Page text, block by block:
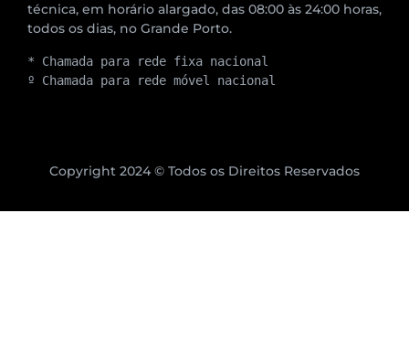
técnica, em horário alargado, das 08:00 às 24:00 horas,
todos os dias, no Grande Porto.
* Chamada para rede fixa nacional
º Chamada para rede móvel nacional
Copyright 2024 © Todos os Direitos Reservados